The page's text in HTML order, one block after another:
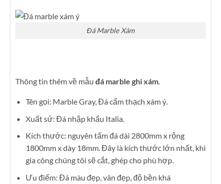
Đá Marble Xám
Thông tin thêm về mẫu đá marble ghi xám.
Tên gọi: Marble Gray, Đá cẩm thạch xám ý.
Xuất sứ: Đá nhập khẩu Italia.
Kích thước: nguyên tấm đá dài 2800mm x rộng
1800mm x dày 18mm. Đây là kích thước lớn nhất, khi
gia công chúng tôi sẽ cắt, ghép cho phù hợp.
Ưu điểm: Đá màu đẹp, vân đẹp, độ bền khá